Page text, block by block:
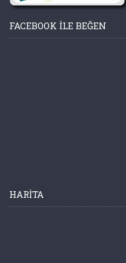
FACEBOOK ILE BEĞEN
HARITA